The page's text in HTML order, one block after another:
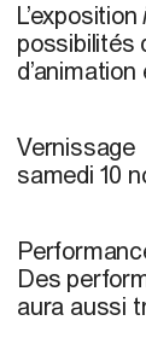
L’exposition
possibilités
Vernissage
samedi 10
Des
aura aussi